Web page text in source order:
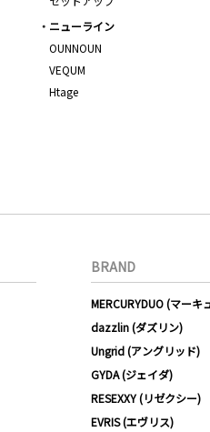
ニューライン
OUNNOUN
VEQUM
Htage
BRAND
MERCURYDUO (マーキ
dazzlin (ダズリン)
Ungrid (アングリッド)
GYDA (ジェイダ)
RESEXXY (リゼクシー)
EVRIS (エヴリス)